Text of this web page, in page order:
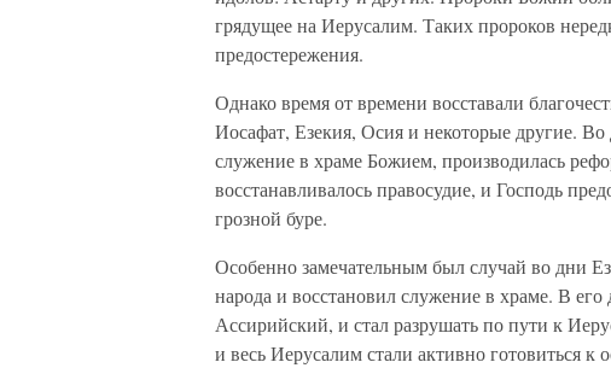
грядущее на Иерусалим. Таких пророков
предостережения.
Однако время от времени восставали
Иосафат, Езекия, Осия и некоторые другие. Во
служение в храме Божием, производилась
восстанавливалось правосудие, и Господь
грозной буре.
Особенно замечательным был случай во дни
народа и восстановил служение в храме. В
Ассирийский, и стал разрушать по пути к
и весь Иерусалим стали активно готовиться к